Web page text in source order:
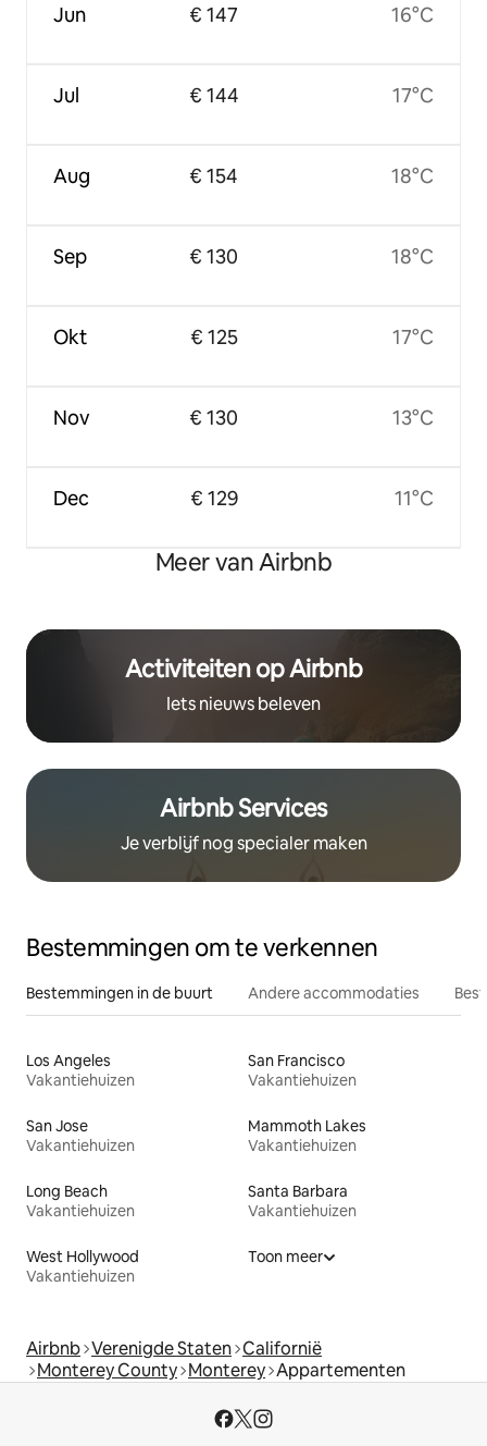
Jun
Jul
Aug
Sep
Okt
Nov
Dec
€ 147
€ 144
€ 154
€ 130
€ 125
€ 130
€ 129
16°C
17°C
18°C
18°C
17°C
13°C
11°C
Meer van Airbnb
Activiteiten op Airbnb
Iets nieuws beleven
Airbnb Services
Je verblijf nog specialer maken
Bestemmingen om te verkennen
Bestemmingen in de buurt Andere accommodaties
Los Angeles
Vakantiehuizen
San Francisco
Vakantiehuizen
San Jose
Vakantiehuizen
Mammoth Lakes
Vakantiehuizen
Long Beach
Vakantiehuizen
Santa Barbara
Vakantiehuizen
West Hollywood
Vakantiehuizen
Toon meer
Airbnb Verenigde Staten Californië
Monterey County Monterey Appartementen